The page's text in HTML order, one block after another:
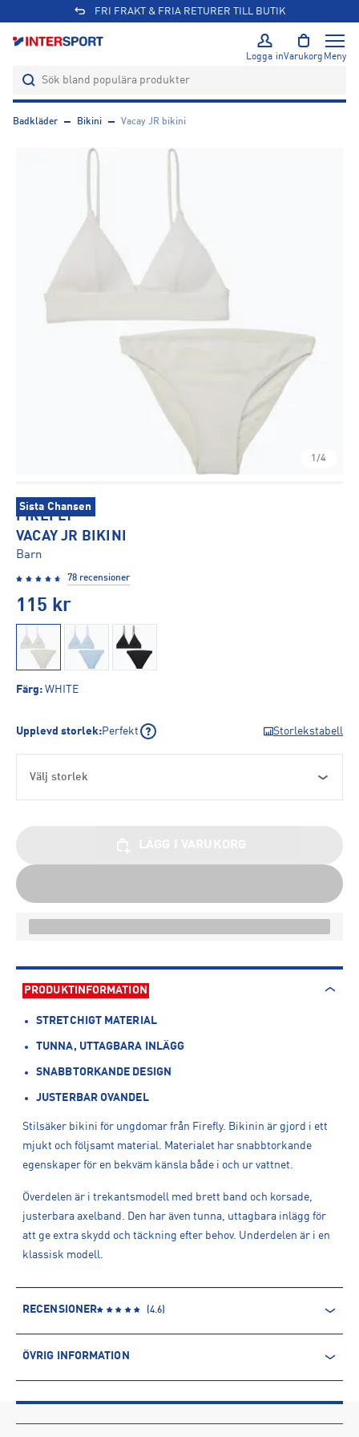
FRI FRAKT & FRIA RETURER TILL BUTIK
Logga inVarukorg Meny
Badkläder Bikini Vacay JR bikini
1/4
Sista Chansen
FIREFLY
VACAY JR BIKINI
Barn
78 recensioner
115 kr
Färg: WHITE
Upplevd storlek:Perfekt Storlekstabell
Välj storlek
PRODUKTINFORMATION
STRETCHIGT MATERIAL
TUNNA, UTTAGBARA INLÄGG
SNABBTORKANDE DESIGN
JUSTERBAR OVANDEL
Stilsäker bikini för ungdomar från Firefly. Bikinin är gjord i ett
mjukt och följsamt material. Materialet har snabbtorkande
egenskaper för en bekväm känsla både i och ur vattnet.
Överdelen är i trekantsmodell med brett band och korsade,
justerbara axelband. Den har även tunna, uttagbara inlägg för
att ge extra skydd och täckning efter behov. Underdelen är i en
klassisk modell.
RECENSIONER (4.6)
ÖVRIG INFORMATION
Produktnummer: 1546359
Leverantörens produktnummer: 1546359